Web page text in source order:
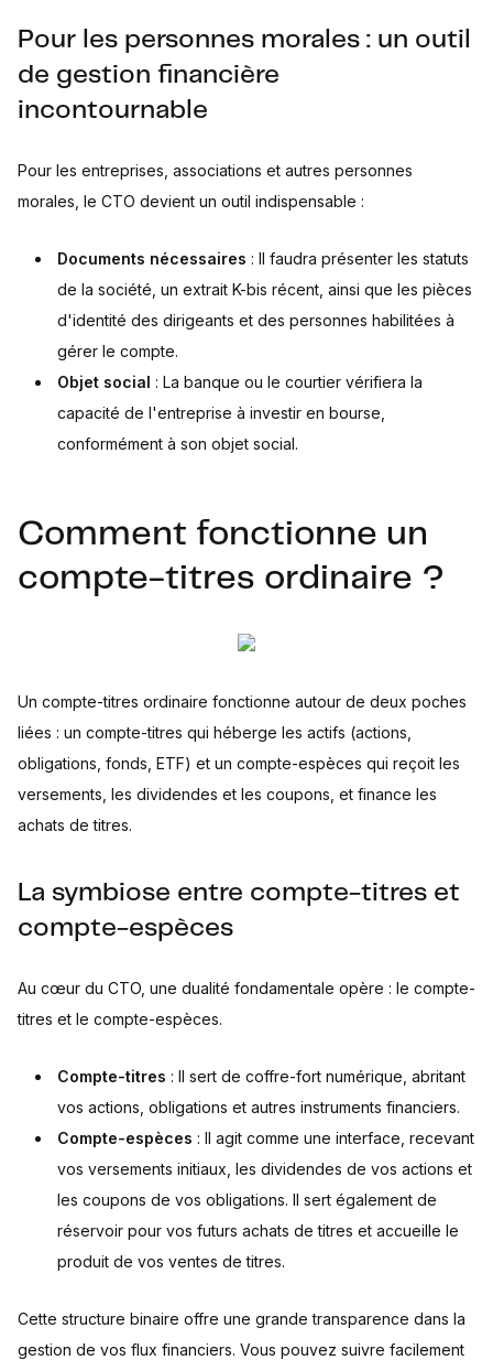
Pour les personnes morales : un outil
de gestion financière
incontournable
Pour les entreprises, associations et autres personnes
morales, le CTO devient un outil indispensable :
Documents nécessaires : Il faudra présenter les statuts
de la société, un extrait K-bis récent, ainsi que les pièces
d'identité des dirigeants et des personnes habilitées à
gérer le compte.
Objet social : La banque ou le courtier vérifiera la
capacité de l'entreprise à investir en bourse,
conformément à son objet social.
Comment fonctionne un
compte-titres ordinaire ?
Un compte-titres ordinaire fonctionne autour de deux poches
liées : un compte-titres qui héberge les actifs (actions,
obligations, fonds, ETF) et un compte-espèces qui reçoit les
versements, les dividendes et les coupons, et finance les
achats de titres.
La symbiose entre compte-titres et
compte-espèces
Au cœur du CTO, une dualité fondamentale opère : le compte-
titres et le compte-espèces.
Compte-titres : Il sert de coffre-fort numérique, abritant
vos actions, obligations et autres instruments financiers.
Compte-espèces : Il agit comme une interface, recevant
vos versements initiaux, les dividendes de vos actions et
les coupons de vos obligations. Il sert également de
réservoir pour vos futurs achats de titres et accueille le
produit de vos ventes de titres.
Cette structure binaire offre une grande transparence dans la
gestion de vos flux financiers. Vous pouvez suivre facilement